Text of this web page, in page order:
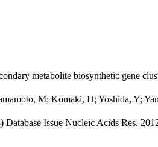
metabolite biosynthetic gene
M; Komaki, H; Yoshida, Y;
Database Issue Nucleic Acids Res.